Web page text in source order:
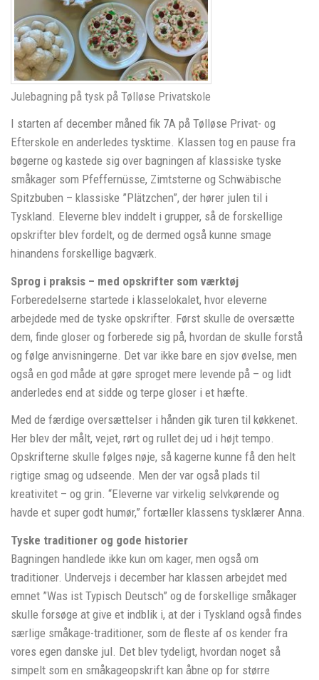
Julebagning på tysk på Tølløse Privatskole
I starten af december måned fik 7A på Tølløse Privat- og
Efterskole en anderledes tysktime. Klassen tog en pause fra
bøgerne og kastede sig over bagningen af klassiske tyske
småkager som Pfeffernüsse, Zimtsterne og Schwäbische
Spitzbuben – klassiske ”Plätzchen”, der hører julen til i
Tyskland. Eleverne blev inddelt i grupper, så de forskellige
opskrifter blev fordelt, og de dermed også kunne smage
hinandens forskellige bagværk.
Sprog i praksis – med opskrifter som værktøj
Forberedelserne startede i klasselokalet, hvor eleverne
arbejdede med de tyske opskrifter. Først skulle de oversætte
dem, finde gloser og forberede sig på, hvordan de skulle forstå
og følge anvisningerne. Det var ikke bare en sjov øvelse, men
også en god måde at gøre sproget mere levende på – og lidt
anderledes end at sidde og terpe gloser i et hæfte.
Med de færdige oversættelser i hånden gik turen til køkkenet.
Her blev der målt, vejet, rørt og rullet dej ud i højt tempo.
Opskrifterne skulle følges nøje, så kagerne kunne få den helt
rigtige smag og udseende. Men der var også plads til
kreativitet – og grin. “Eleverne var virkelig selvkørende og
havde et super godt humør,” fortæller klassens tysklærer Anna.
Tyske traditioner og gode historier
Bagningen handlede ikke kun om kager, men også om
traditioner. Undervejs i december har klassen arbejdet med
emnet ”Was ist Typisch Deutsch” og de forskellige småkager
skulle forsøge at give et indblik i, at der i Tyskland også findes
særlige småkage-traditioner, som de fleste af os kender fra
vores egen danske jul. Det blev tydeligt, hvordan noget så
simpelt som en småkageopskrift kan åbne op for større